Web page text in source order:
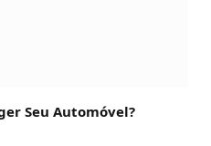
Seu Automóvel?